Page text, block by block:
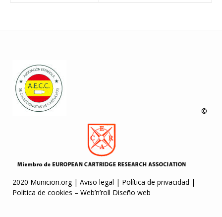
©
2020 Municion.org | Aviso legal | Política de privacidad |
Política de cookies – Web’n’roll Diseño web